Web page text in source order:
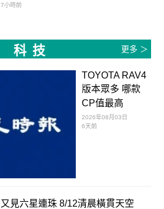
7小時前
科技 更多 ＞
TOYOTA RAV4
版本眾多 哪款
CP值最高
2026年08月03日
6天前
又見六星連珠 8/12清晨橫貫天空